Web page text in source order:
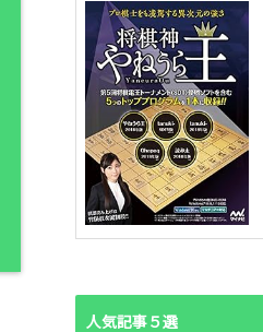
人気記事５選